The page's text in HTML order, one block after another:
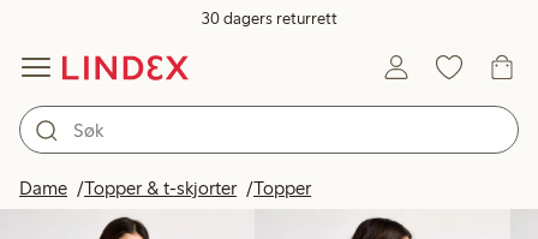
30 dagers returrett
Dame Topper & t-skjorter Topper